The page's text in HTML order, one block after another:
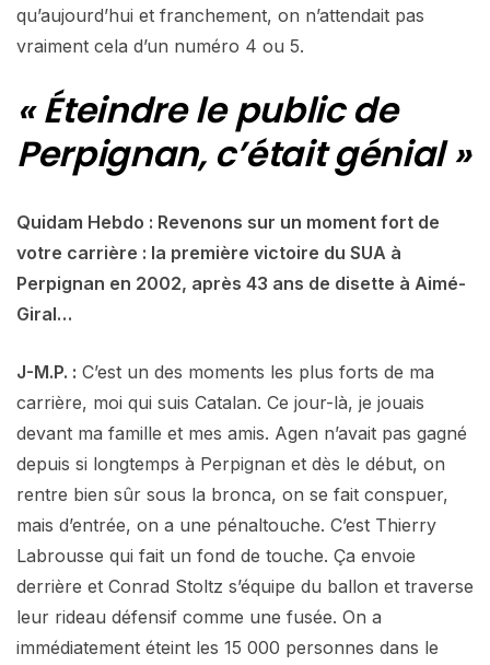
qu’aujourd’hui et franchement, on n’attendait pas
vraiment cela d’un numéro 4 ou 5.
« Éteindre le public de
Perpignan, c’était génial »
Quidam Hebdo : Revenons sur un moment fort de
votre carrière : la première victoire du SUA à
Perpignan en 2002, après 43 ans de disette à Aimé-
Giral…
J-M.P. : C’est un des moments les plus forts de ma
carrière, moi qui suis Catalan. Ce jour-là, je jouais
devant ma famille et mes amis. Agen n’avait pas gagné
depuis si longtemps à Perpignan et dès le début, on
rentre bien sûr sous la bronca, on se fait conspuer,
mais d’entrée, on a une pénaltouche. C’est Thierry
Labrousse qui fait un fond de touche. Ça envoie
derrière et Conrad Stoltz s’équipe du ballon et traverse
leur rideau défensif comme une fusée. On a
immédiatement éteint les 15 000 personnes dans le